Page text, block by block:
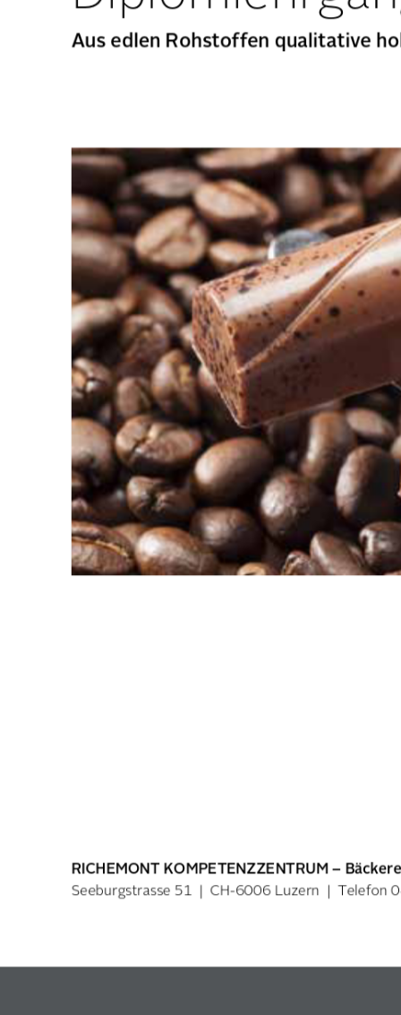
Aus edlen Rohstoffen qualitative
RICHEMONT KOMPETENZZENTRUM –
Seeburgstrasse 51 | CH-6006 Luzern | Telefon